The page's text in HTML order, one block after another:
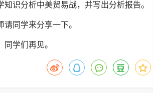
知识分析中美贸易战，并写出分析报告。
请同学来分享一下。
同学们再见。